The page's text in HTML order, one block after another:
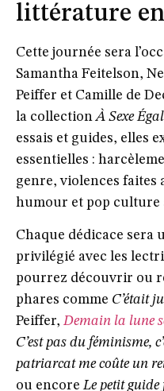
littérature
Cette journée sera
Samantha Feitelson,
Peiffer et Camille de
la collectionÀ Sexe Égal
essais et guides, elles
essentielles :
genre, violences faites
humour et pop culture
Chaque dédicace sera
privilégié avec les
pourrez découvrir ou
phares comme C’était
Peiffer, Demain la lune
C’est pas du féminisme,
patriarcat me coûte un
ou encoreLe petit